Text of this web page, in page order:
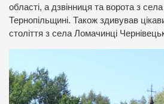
області, а дзвінниця та ворота з
Тернопільщині. Також здивував
століття з села Ломачинці